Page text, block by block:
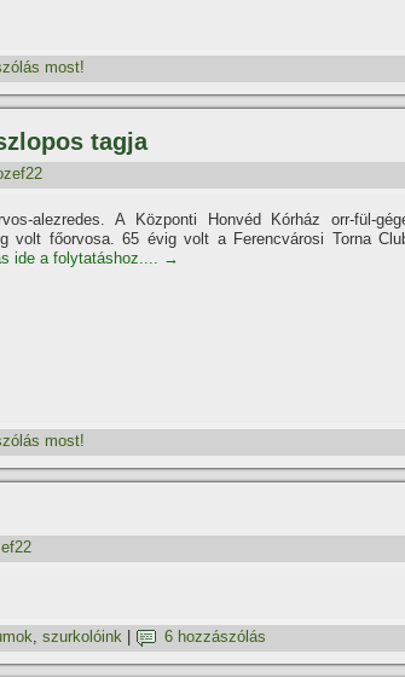
most!
tagja
alezredes. A Központi Honvéd Kórház orr-fül-
volt főorvosa. 65 évig volt a Ferencvárosi Torna
ide a folytatáshoz.... →
most!
, szurkolóink 6 hozzászólás